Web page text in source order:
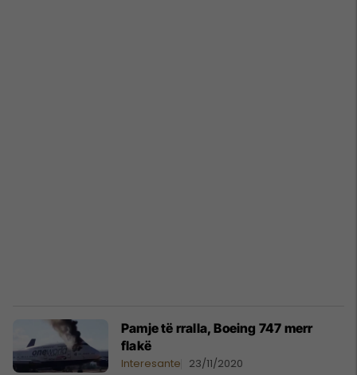
Pamje të rralla, Boeing 747 merr
flakë
Interesante 23/11/2020